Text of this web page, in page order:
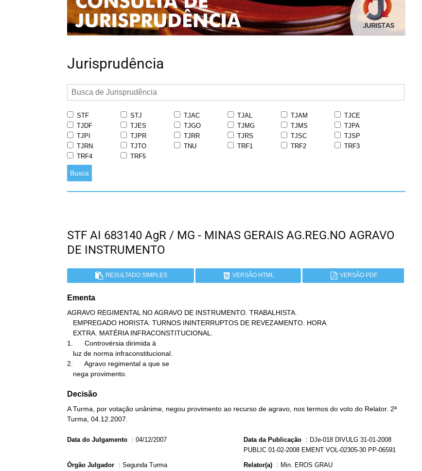
Jurisprudência
STF STJ TJAC TJAL TJAM
TJCE
TJDF
TJES TJGO TJMG TJMS
TJPA
TJPI
TJPR TJRR TJRS TJSC
TJSP
TJRN
TJTO TNU TRF1 TRF2
TRF3
TRF4
TRF5
Busca
STF AI 683140 AgR / MG - MINAS GERAIS AG.REG.NO AGRAVO
DE INSTRUMENTO
RESULTADO SIMPLES VERSÃO HTML VERSÃO PDF
Ementa
AGRAVO REGIMENTAL NO AGRAVO DE INSTRUMENTO. TRABALHISTA.
1.      Controvérsia dirimida à
2.      Agravo regimental a que se
   nega provimento.
Decisão
A Turma, por votação unânime, negou provimento ao recurso de agravo, nos termos do voto do Relator. 2ª
Turma, 04.12.2007.
Data do Julgamento : 04/12/2007 Data da Publicação : DJe-018 DIVULG 31-01-2008
PUBLIC 01-02-2008 EMENT VOL-02305-30 PP-06591
Órgão Julgador : Segunda Turma Relator(a) : Min. EROS GRAU